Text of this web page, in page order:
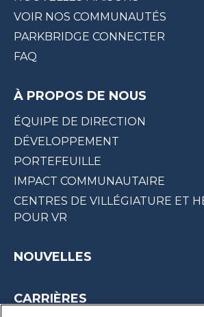
VOIR NOS COMMUNAUTÉS
PARKBRIDGE CONNECTER
FAQ
À PROPOS DE NOUS
ÉQUIPE DE DIRECTION
DÉVELOPPEMENT
PORTEFEUILLE
IMPACT COMMUNAUTAIRE
CENTRES DE VILLÉGIATURE ET
POUR VR
NOUVELLES
CARRIÈRES